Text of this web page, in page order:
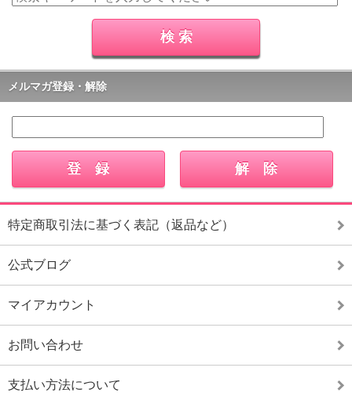
メルマガ登録・解除
特定商取引法に基づく表記（返品など）
公式ブログ
マイアカウント
お問い合わせ
支払い方法について